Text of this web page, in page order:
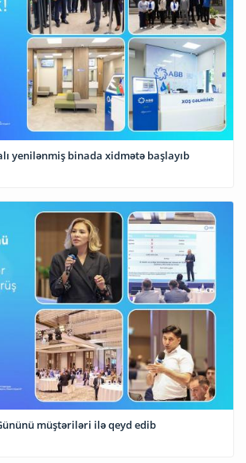
ABB-nin Saatlı filialı yenilənmiş binada xidmətə başlayıb
ABB Sahibkarlar Gününü müştəriləri ilə qeyd edib